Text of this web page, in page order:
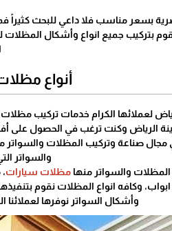
بسعر مناسب فلا داعي للبحث
بتركيب جميع انواع وأشكال
أنواع
لعملائها الكرام خدمات تركيب مظلات
الرياض وكنت ترغب في الحصول
صناعة وتركيب المظلات والسواتر
والسواتر
المظلات والسواتر منها مظلات سيارات
وكافه انواع المظلات نقوم بتنفيذها
وأشكال السواتر نوفرها